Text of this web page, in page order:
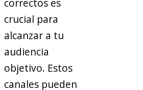
correctos es
crucial para
alcanzar a tu
audiencia
objetivo. Estos
canales pueden